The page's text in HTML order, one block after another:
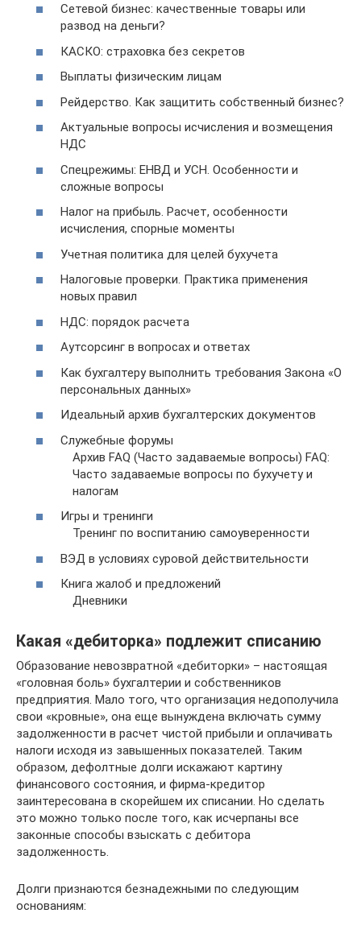
Сетевой бизнес: качественные товары или
развод на деньги?
КАСКО: страховка без секретов
Выплаты физическим лицам
Рейдерство. Как защитить собственный бизнес?
Актуальные вопросы исчисления и возмещения
НДС
Спецрежимы: ЕНВД и УСН. Особенности и
сложные вопросы
Налог на прибыль. Расчет, особенности
исчисления, спорные моменты
Учетная политика для целей бухучета
Налоговые проверки. Практика применения
новых правил
НДС: порядок расчета
Аутсорсинг в вопросах и ответах
Как бухгалтеру выполнить требования Закона «О
персональных данных»
Идеальный архив бухгалтерских документов
Служебные форумы
Архив FAQ (Часто задаваемые вопросы) FAQ:
Часто задаваемые вопросы по бухучету и
налогам
Игры и тренинги
Тренинг по воспитанию самоуверенности
ВЭД в условиях суровой действительности
Книга жалоб и предложений
Дневники
Какая «дебиторка» подлежит списанию
Образование невозвратной «дебиторки» – настоящая
«головная боль» бухгалтерии и собственников
предприятия. Мало того, что организация недополучила
свои «кровные», она еще вынуждена включать сумму
задолженности в расчет чистой прибыли и оплачивать
налоги исходя из завышенных показателей. Таким
образом, дефолтные долги искажают картину
финансового состояния, и фирма-кредитор
заинтересована в скорейшем их списании. Но сделать
это можно только после того, как исчерпаны все
законные способы взыскать с дебитора
задолженность.
Долги признаются безнадежными по следующим
основаниям: